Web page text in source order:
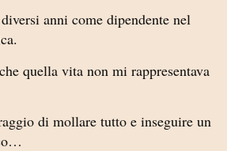
anni come dipendente nel
quella vita non mi rappresentava
di mollare tutto e inseguire un